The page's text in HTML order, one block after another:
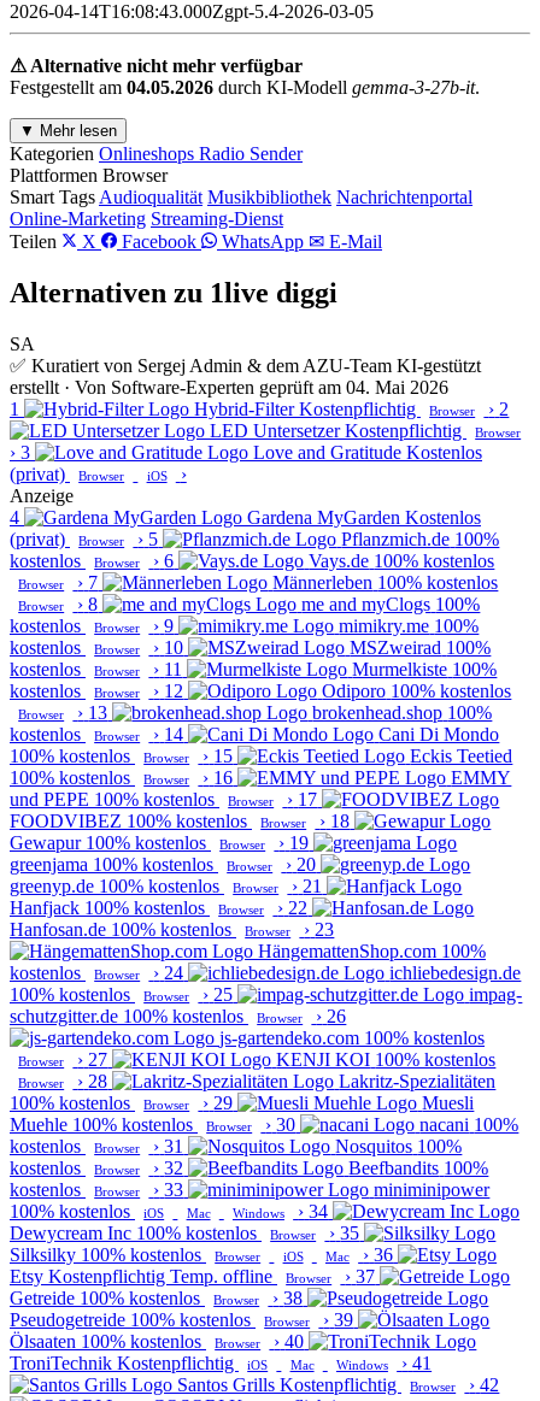
2026-04-14T16:08:43.000Zgpt-5.4-2026-03-05
⚠ Alternative nicht mehr verfügbar
Festgestellt am 04.05.2026 durch KI-Modell gemma-3-27b-it.
▼ Mehr lesen
Kategorien Onlineshops Radio Sender
Plattformen Browser
Smart Tags Audioqualität Musikbibliothek Nachrichtenportal
Online-Marketing Streaming-Dienst
Teilen
X Facebook WhatsApp ✉ E-Mail
Alternativen zu 1live diggi
SA
✅ Kuratiert von Sergej Admin & dem AZU-Team KI-gestützt
erstellt · Von Software-Experten geprüft am 04. Mai 2026
1
Hybrid-Filter Kostenpflichtig Browser › 2
LED Untersetzer Kostenpflichtig Browser
› 3 Love and Gratitude Kostenlos
(privat)
Browser iOS
›
Anzeige
4
Gardena MyGarden Kostenlos
(privat)
Browser › 5 Pflanzmich.de 100%
kostenlos
Browser › 6 Vays.de 100% kostenlos
Browser › 7 Männerleben 100% kostenlos
Browser › 8 me and myClogs 100%
kostenlos
Browser › 9 mimikry.me 100%
kostenlos
Browser › 10 MSZweirad 100%
kostenlos
Browser › 11 Murmelkiste 100%
kostenlos
Browser › 12 Odiporo 100% kostenlos
Browser › 13 brokenhead.shop 100%
kostenlos
Browser › 14
Cani Di Mondo
100% kostenlos
Browser › 15
Eckis Teetied
100% kostenlos
Browser › 16
EMMY
und PEPE 100% kostenlos Browser › 17
FOODVIBEZ 100% kostenlos Browser › 18
Gewapur 100% kostenlos Browser › 19
greenjama 100% kostenlos Browser › 20
greenyp.de 100% kostenlos Browser › 21
Hanfjack 100% kostenlos Browser › 22
Hanfosan.de 100% kostenlos Browser › 23
HängemattenShop.com 100%
kostenlos
Browser › 24
ichliebedesign.de
100% kostenlos
Browser › 25
impag-
schutzgitter.de 100% kostenlos Browser › 26
js-gartendeko.com 100% kostenlos
Browser › 27 KENJI KOI 100% kostenlos
Browser › 28
Lakritz-Spezialitäten
100% kostenlos
Browser › 29
Muesli
Muehle 100% kostenlos Browser › 30 nacani 100%
kostenlos
Browser › 31 Nosquitos 100%
kostenlos
Browser › 32 Beefbandits 100%
kostenlos
Browser › 33
miniminipower
100% kostenlos
iOS Mac Windows › 34
Dewycream Inc 100% kostenlos Browser › 35
Silksilky 100% kostenlos Browser iOS Mac › 36
Etsy Kostenpflichtig Temp. offline Browser › 37
Getreide 100% kostenlos Browser › 38
Pseudogetreide 100% kostenlos Browser › 39
Ölsaaten 100% kostenlos Browser › 40
TroniTechnik Kostenpflichtig iOS Mac Windows › 41
Santos Grills Kostenpflichtig Browser › 42